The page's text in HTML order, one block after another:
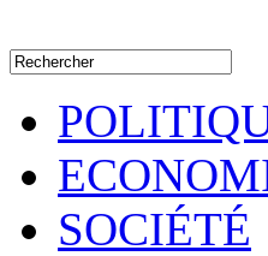
SOCIÉTÉ